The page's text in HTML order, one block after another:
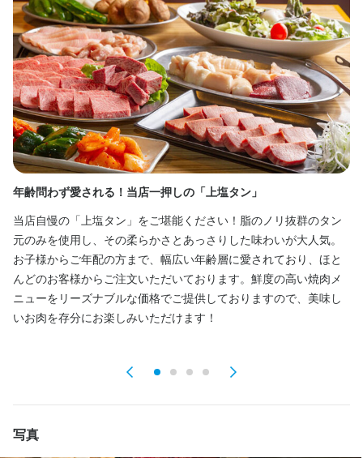
年齢問わず愛される！当店一押しの「上塩タン」
当店自慢の「上塩タン」をご堪能ください！脂のノリ抜群のタン
元のみを使用し、その柔らかさとあっさりした味わいが大人気。
お子様からご年配の方まで、幅広い年齢層に愛されており、ほと
んどのお客様からご注文いただいております。鮮度の高い焼肉メ
ニューをリーズナブルな価格でご提供しておりますので、美味し
いお肉を存分にお楽しみいただけます！
写真
待遇
契約期間の定めなし
まかない・食事補助あり 制服貸与 バイク通勤OK 髪型自由
ネイルOK
ピアスOK
特徴
履歴書不要 学歴不問 未経験者歓迎 大学生歓迎 高校生歓迎
女性活躍中
仕事内容
【ホールスタッフ】
ご案内、オーダー受付、ドリンク作成、配膳、接客、会計、テー
ブルの片付けなどのホール業務全般をお任せします。
1回の面接を経て内定となります。